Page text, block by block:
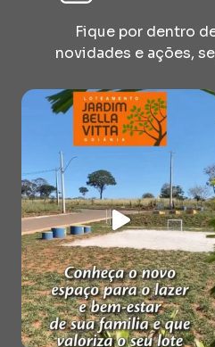
Fique por dentro
novidades e ações,